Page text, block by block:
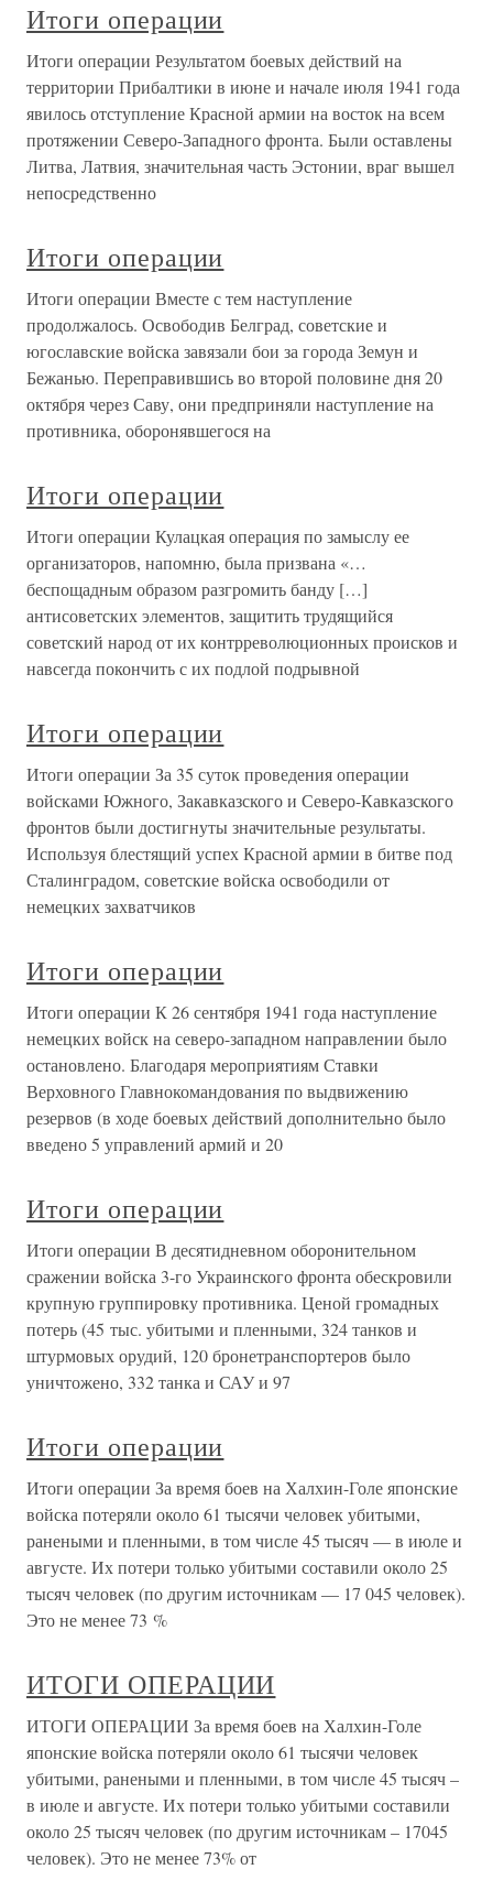
Итоги операции
Итоги операции Результатом боевых действий на
территории Прибалтики в июне и начале июля 1941 года
явилось отступление Красной армии на восток на всем
протяжении Северо-Западного фронта. Были оставлены
Литва, Латвия, значительная часть Эстонии, враг вышел
непосредственно
Итоги операции
Итоги операции Вместе с тем наступление
продолжалось. Освободив Белград, советские и
югославские войска завязали бои за города Земун и
Бежанью. Переправившись во второй половине дня 20
октября через Саву, они предприняли наступление на
противника, оборонявшегося на
Итоги операции
Итоги операции Кулацкая операция по замыслу ее
организаторов, напомню, была призвана «…
беспощадным образом разгромить банду […]
антисоветских элементов, защитить трудящийся
советский народ от их контрреволюционных происков и
навсегда покончить с их подлой подрывной
Итоги операции
Итоги операции За 35 суток проведения операции
войсками Южного, Закавказского и Северо-Кавказского
фронтов были достигнуты значительные результаты.
Используя блестящий успех Красной армии в битве под
Сталинградом, советские войска освободили от
немецких захватчиков
Итоги операции
Итоги операции К 26 сентября 1941 года наступление
немецких войск на северо-западном направлении было
остановлено. Благодаря мероприятиям Ставки
Верховного Главнокомандования по выдвижению
резервов (в ходе боевых действий дополнительно было
введено 5 управлений армий и 20
Итоги операции
Итоги операции В десятидневном оборонительном
сражении войска 3-го Украинского фронта обескровили
крупную группировку противника. Ценой громадных
потерь (45 тыс. убитыми и пленными, 324 танков и
штурмовых орудий, 120 бронетранспортеров было
уничтожено, 332 танка и САУ и 97
Итоги операции
Итоги операции За время боев на Халхин-Голе японские
войска потеряли около 61 тысячи человек убитыми,
ранеными и пленными, в том числе 45 тысяч — в июле и
августе. Их потери только убитыми составили около 25
тысяч человек (по другим источникам — 17 045 человек).
Это не менее 73 %
ИТОГИ ОПЕРАЦИИ
ИТОГИ ОПЕРАЦИИ За время боев на Халхин-Голе
японские войска потеряли около 61 тысячи человек
убитыми, ранеными и пленными, в том числе 45 тысяч –
в июле и августе. Их потери только убитыми составили
около 25 тысяч человек (по другим источникам – 17045
человек). Это не менее 73% от